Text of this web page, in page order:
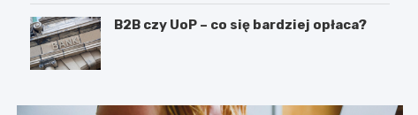
B2B czy UoP – co się bardziej opłaca?